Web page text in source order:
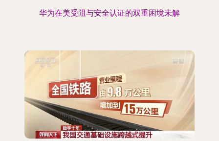
华为在美受阻与安全认证的双重困境未解